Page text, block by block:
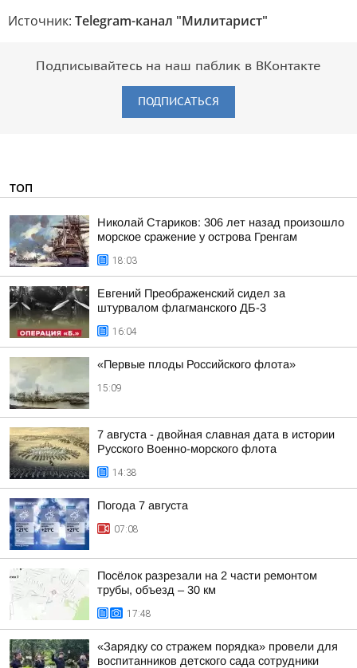
Источник: Telegram-канал "Милитарист"
Подписывайтесь на наш паблик в ВКонтакте
ПОДПИСАТЬСЯ
ТОП
Николай Стариков: 306 лет назад произошло
морское сражение у острова Гренгам
18:03
Евгений Преображенский сидел за
штурвалом флагманского ДБ-3
16:04
«Первые плоды Российского флота»
15:09
7 августа - двойная славная дата в истории
Русского Военно-морского флота
14:38
Погода 7 августа
07:08
Посёлок разрезали на 2 части ремонтом
трубы, объезд – 30 км
17:48
«Зарядку со стражем порядка» провели для
воспитанников детского сада сотрудники